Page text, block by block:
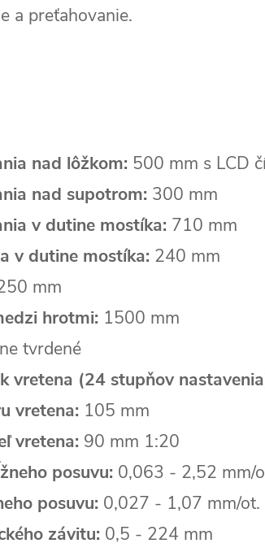
a preťahovanie.
nad lôžkom: 500 mm s LCD
nad supotrom: 300 mm
v dutine mostíka: 710 mm
v dutine mostíka: 240 mm
mm
hrotmi: 1500 mm
tvrdené
vretena (24 stupňov
vretena: 105 mm
vretena: 90 mm 1:20
posuvu: 0,063 - 2,52 mm/
posuvu: 0,027 - 1,07 mm/ot.
závitu: 0,5 - 224 mm